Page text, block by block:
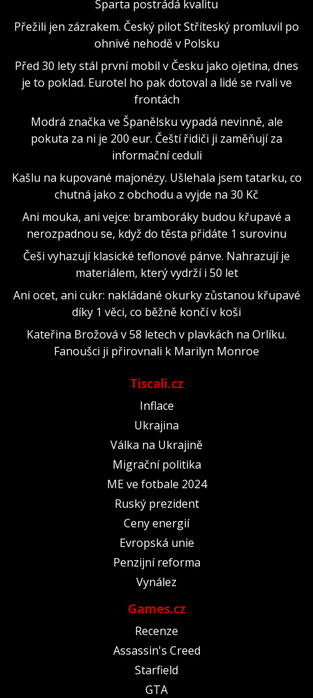
Sparta postrádá kvalitu
Přežili jen zázrakem. Český pilot Stříteský promluvil po
ohnivé nehodě v Polsku
Před 30 lety stál první mobil v Česku jako ojetina, dnes
je to poklad. Eurotel ho pak dotoval a lidé se rvali ve
frontách
Modrá značka ve Španělsku vypadá nevinně, ale
pokuta za ni je 200 eur. Čeští řidiči ji zaměňují za
informační ceduli
Kašlu na kupované majonézy. Ušlehala jsem tatarku, co
chutná jako z obchodu a vyjde na 30 Kč
Ani mouka, ani vejce: bramboráky budou křupavé a
nerozpadnou se, když do těsta přidáte 1 surovinu
Češi vyhazují klasické teflonové pánve. Nahrazují je
materiálem, který vydrží i 50 let
Ani ocet, ani cukr: nakládané okurky zůstanou křupavé
díky 1 věci, co běžně končí v koši
Kateřina Brožová v 58 letech v plavkách na Orlíku.
Fanoušci ji přirovnali k Marilyn Monroe
Tiscali.cz
Inflace
Ukrajina
Válka na Ukrajině
Migrační politika
ME ve fotbale 2024
Ruský prezident
Ceny energií
Evropská unie
Penzijní reforma
Vynález
Games.cz
Recenze
Assassin's Creed
Starfield
GTA